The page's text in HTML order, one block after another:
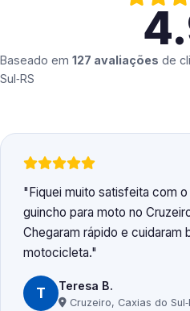
Baseado em 127 avaliações de
Sul‑RS
Fiquei muito satisfeita com
guincho para moto no
Chegaram rápido e cuidaram
motocicleta.
T Teresa B.
Cruzeiro, Caxias do